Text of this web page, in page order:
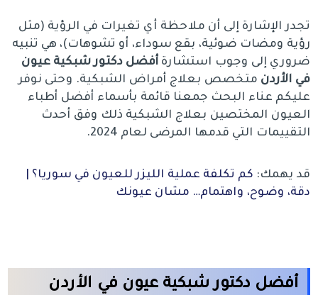
تجدر الإشارة إلى أن ملاحظة أي تغيرات في الرؤية (مثل
رؤية ومضات ضوئية، بقع سوداء، أو تشوهات)، هي تنبيه
ضروري إلى وجوب استشارةأفضل دكتور شبكية عيون
في الأردن متخصص بعلاج أمراض الشبكية. وحتى نوفر
عليكم عناء البحث جمعنا قائمة بأسماء أفضل أطباء
العيون المختصين بعلاج الشبكية ذلك وفق أحدث
التقييمات التي قدمها المرضى لعام 2024.
قد يهمك: كم تكلفة عملية الليزر للعيون في سوريا؟ |
دقة، وضوح، واهتمام… مشان عيونك
أفضل دكتور شبكية عيون في الأردن